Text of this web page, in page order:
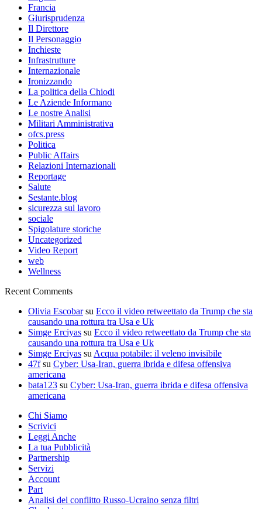
Francia
Giurisprudenza
Il Direttore
Il Personaggio
Inchieste
Infrastrutture
Internazionale
Ironizzando
La politica della Chiodi
Le Aziende Informano
Le nostre Analisi
Militari Amministrativa
ofcs.press
Politica
Public Affairs
Relazioni Internazionali
Reportage
Salute
Sestante.blog
sicurezza sul lavoro
sociale
Spigolature storiche
Uncategorized
Video Report
web
Wellness
Recent Comments
Olivia Escobarsu Ecco il video retweettato da Trump che sta
causando una rottura tra Usa e Uk
Simge Erciyas su Ecco il video retweettato da Trump che sta
causando una rottura tra Usa e Uk
Simge Erciyas su Acqua potabile: il veleno invisibile
47fsu Cyber: Usa-Iran, guerra ibrida e difesa offensiva
americana
bata123 su Cyber: Usa-Iran, guerra ibrida e difesa offensiva
americana
Chi Siamo
Scrivici
Leggi Anche
La tua Pubblicità
Partnership
Servizi
Account
Part
Analisi del conflitto Russo-Ucraino senza filtri